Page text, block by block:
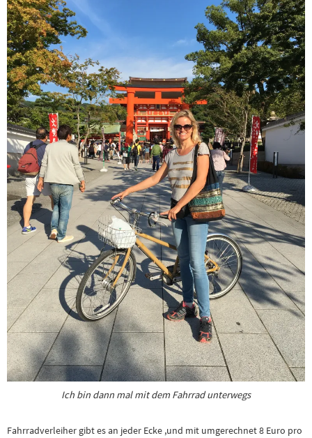
Ich bin dann mal mit dem Fahrrad unterwegs
Fahrradverleiher gibt es an jeder Ecke ,und mit umgerechnet 8 Euro pro